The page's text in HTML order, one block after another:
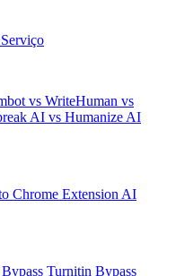
vs WriteHuman vs
AI vs Humanize AI
Chrome Extension AI
Bypass Turnitin Bypass